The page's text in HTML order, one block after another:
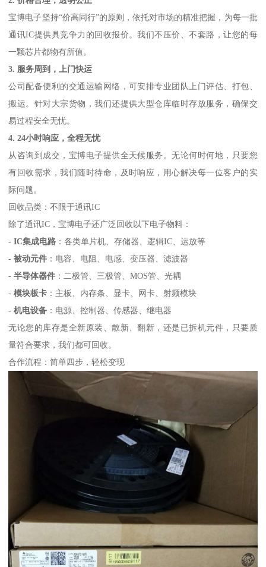
宝博电子坚持“价高同行”的原则，依托对市场的精准把握，为每一批
通讯IC提供具竞争力的回收报价。我们不压价、不套路，让您的每
一颗芯片都物有所值。
3. 服务周到，上门快运
公司配备便利的交通运输网络，可安排专业团队上门评估、打包、
搬运。针对大宗货物，我们还提供大型仓库临时存放服务，确保交
易过程安全无忧。
4. 24小时响应，全程无忧
从咨询到成交，宝博电子提供全天候服务。无论何时何地，只要您
有回收需求，我们随时待命，及时响应，用心解决每一位客户的实
际问题。
回收品类：不限于通讯IC
除了通讯IC，宝博电子还广泛回收以下电子物料：
-IC集成电路 ：各类单片机、存储器、逻辑IC、运放等
-被动元件 ：电容、电阻、电感、变压器、滤波器
-半导体器件 ：二极管、三极管、MOS管、光耦
-模块板卡 ：主板、内存条、显卡、网卡、射频模块
-机电设备 ：电源、控制器、传感器、继电器
无论您的库存是全新原装、散新、翻新，还是已拆机元件，只要质
量符合要求，我们都可回收。
合作流程：简单四步，轻松变现